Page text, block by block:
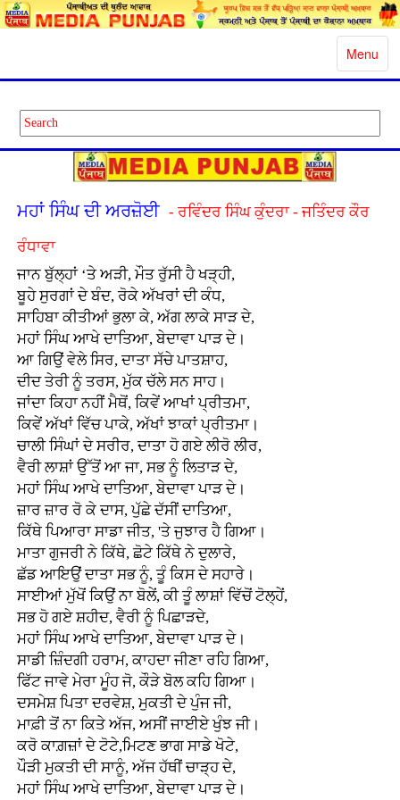
Toggle
Menu
ਮਹਾਂ ਸਿੰਘ ਦੀ ਅਰਜ਼ੋਈ - ਰਵਿੰਦਰ ਸਿੰਘ ਕੁੰਦਰਾ - ਜਤਿੰਦਰ ਕੌਰ
ਰੰਧਾਵਾ
ਜਾਨ ਬੁੱਲ੍ਹਾਂ ‘ਤੇ ਅੜੀ, ਮੌਤ ਰੁੱਸੀ ਹੈ ਖੜ੍ਹੀ,
ਬੂਹੇ ਸੁਰਗਾਂ ਦੇ ਬੰਦ, ਰੋਕੇ ਅੱਖਰਾਂ ਦੀ ਕੰਧ,
ਸਾਹਿਬਾ ਕੀਤੀਆਂ ਭੁਲਾ ਕੇ, ਅੱਗ ਲਾਕੇ ਸਾੜ ਦੇ,
ਮਹਾਂ ਸਿੰਘ ਆਖੇ ਦਾਤਿਆ, ਬੇਦਾਵਾ ਪਾੜ ਦੇ।
ਆ ਗਿਉਂ ਵੇਲੇ ਸਿਰ, ਦਾਤਾ ਸੱਚੇ ਪਾਤਸ਼ਾਹ,
ਦੀਦ ਤੇਰੀ ਨੂੰ ਤਰਸ, ਮੁੱਕ ਚੱਲੇ ਸਨ ਸਾਹ।
ਜਾਂਦਾ ਕਿਹਾ ਨਹੀਂ ਮੈਥੋਂ, ਕਿਵੇਂ ਆਖਾਂ ਪ੍ਰੀਤਮਾ,
ਕਿਵੇਂ ਅੱਖਾਂ ਵਿੱਚ ਪਾਕੇ, ਅੱਖਾਂ ਝਾਕਾਂ ਪ੍ਰੀਤਮਾ।
ਚਾਲੀ ਸਿੰਘਾਂ ਦੇ ਸਰੀਰ, ਦਾਤਾ ਹੋ ਗਏ ਲੀਰੋ ਲੀਰ,
ਵੈਰੀ ਲਾਸ਼ਾਂ ਉੱਤੋਂ ਆ ਜਾ, ਸਭ ਨੂੰ ਲਿਤਾੜ ਦੇ,
ਮਹਾਂ ਸਿੰਘ ਆਖੇ ਦਾਤਿਆ, ਬੇਦਾਵਾ ਪਾੜ ਦੇ।
ਜ਼ਾਰ ਜ਼ਾਰ ਰੋ ਕੇ ਦਾਸ, ਪੁੱਛੇ ਦੱਸੀਂ ਦਾਤਿਆ,
ਕਿੱਥੇ ਪਿਆਰਾ ਸਾਡਾ ਜੀਤ, 'ਤੇ ਜੁਝਾਰ ਹੈ ਗਿਆ।
ਮਾਤਾ ਗੁਜਰੀ ਨੇ ਕਿੱਥੇ, ਛੋਟੇ ਕਿੱਥੇ ਨੇ ਦੁਲਾਰੇ,
ਛੱਡ ਆਇਉਂ ਦਾਤਾ ਸਭ ਨੂੰ, ਤੂੰ ਕਿਸ ਦੇ ਸਹਾਰੇ।
ਸਾਈਆਂ ਮੁੱਖੋਂ ਕਿਉਂ ਨਾ ਬੋਲੇਂ, ਕੀ ਤੂੰ ਲਾਸ਼ਾਂ ਵਿੱਚੋਂ ਟੋਲ੍ਹੇਂ,
ਸਭ ਹੋ ਗਏ ਸ਼ਹੀਦ, ਵੈਰੀ ਨੂੰ ਪਿਛਾੜਦੇ,
ਮਹਾਂ ਸਿੰਘ ਆਖੇ ਦਾਤਿਆ, ਬੇਦਾਵਾ ਪਾੜ ਦੇ।
ਸਾਡੀ ਜ਼ਿੰਦਗੀ ਹਰਾਮ, ਕਾਹਦਾ ਜੀਣਾ ਰਹਿ ਗਿਆ,
ਫਿੱਟ ਜਾਵੇ ਮੇਰਾ ਮੂੰਹ ਜੋ, ਕੌੜੇ ਬੋਲ ਕਹਿ ਗਿਆ।
ਦਸਮੇਸ਼ ਪਿਤਾ ਦਰਵੇਸ਼, ਮੁਕਤੀ ਦੇ ਪੁੰਜ ਜੀ,
ਮਾਫ਼ੀ ਤੋਂ ਨਾ ਕਿਤੇ ਅੱਜ, ਅਸੀਂ ਜਾਈਏ ਖੁੰਝ ਜੀ।
ਕਰੋ ਕਾਗ਼ਜ਼ਾਂ ਦੇ ਟੋਟੇ,ਮਿਟਣ ਭਾਗ ਸਾਡੇ ਖੋਟੇ,
ਪੌੜੀ ਮੁਕਤੀ ਦੀ ਸਾਨੂੰ, ਅੱਜ ਹੱਥੀਂ ਚਾੜ੍ਹ ਦੇ,
ਮਹਾਂ ਸਿੰਘ ਆਖੇ ਦਾਤਿਆ, ਬੇਦਾਵਾ ਪਾੜ ਦੇ।